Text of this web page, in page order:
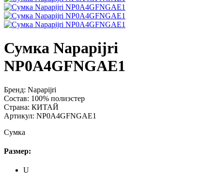
Сумка Napapijri
NP0A4GFNGAE1
Бренд: Napapijri
Состав: 100% полиэстер
Страна: КИТАЙ
Артикул: NP0A4GFNGAE1
Сумка
Размер:
U